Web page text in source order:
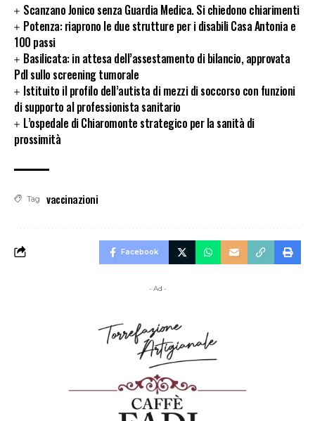
Scanzano Jonico senza Guardia Medica. Si chiedono chiarimenti
Potenza: riaprono le due strutture per i disabili Casa Antonia e
100 passi
Basilicata: in attesa dell’assestamento di bilancio, approvata
Pdl sullo screening tumorale
Istituito il profilo dell’autista di mezzi di soccorso con funzioni
di supporto al professionista sanitario
L’ospedale di Chiaromonte strategico per la sanità di
prossimità
Tag vaccinazioni
Facebook
- Ad -